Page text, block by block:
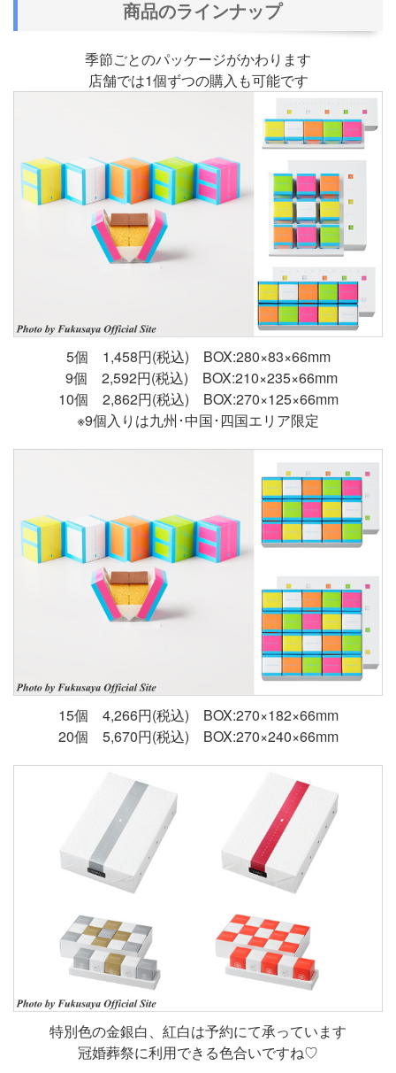
商品のラインナップ
季節ごとのパッケージがかわります
店舗では1個ずつの購入も可能です
5個 1,458円(税込) BOX:280×83×66mm
9個 2,592円(税込) BOX:210×235×66mm
10個 2,862円(税込) BOX:270×125×66mm
※9個入りは九州･中国･四国エリア限定
15個 4,266円(税込) BOX:270×182×66mm
20個 5,670円(税込) BOX:270×240×66mm
特別色の金銀白、紅白は予約にて承っています
冠婚葬祭に利用できる色合いですね♡